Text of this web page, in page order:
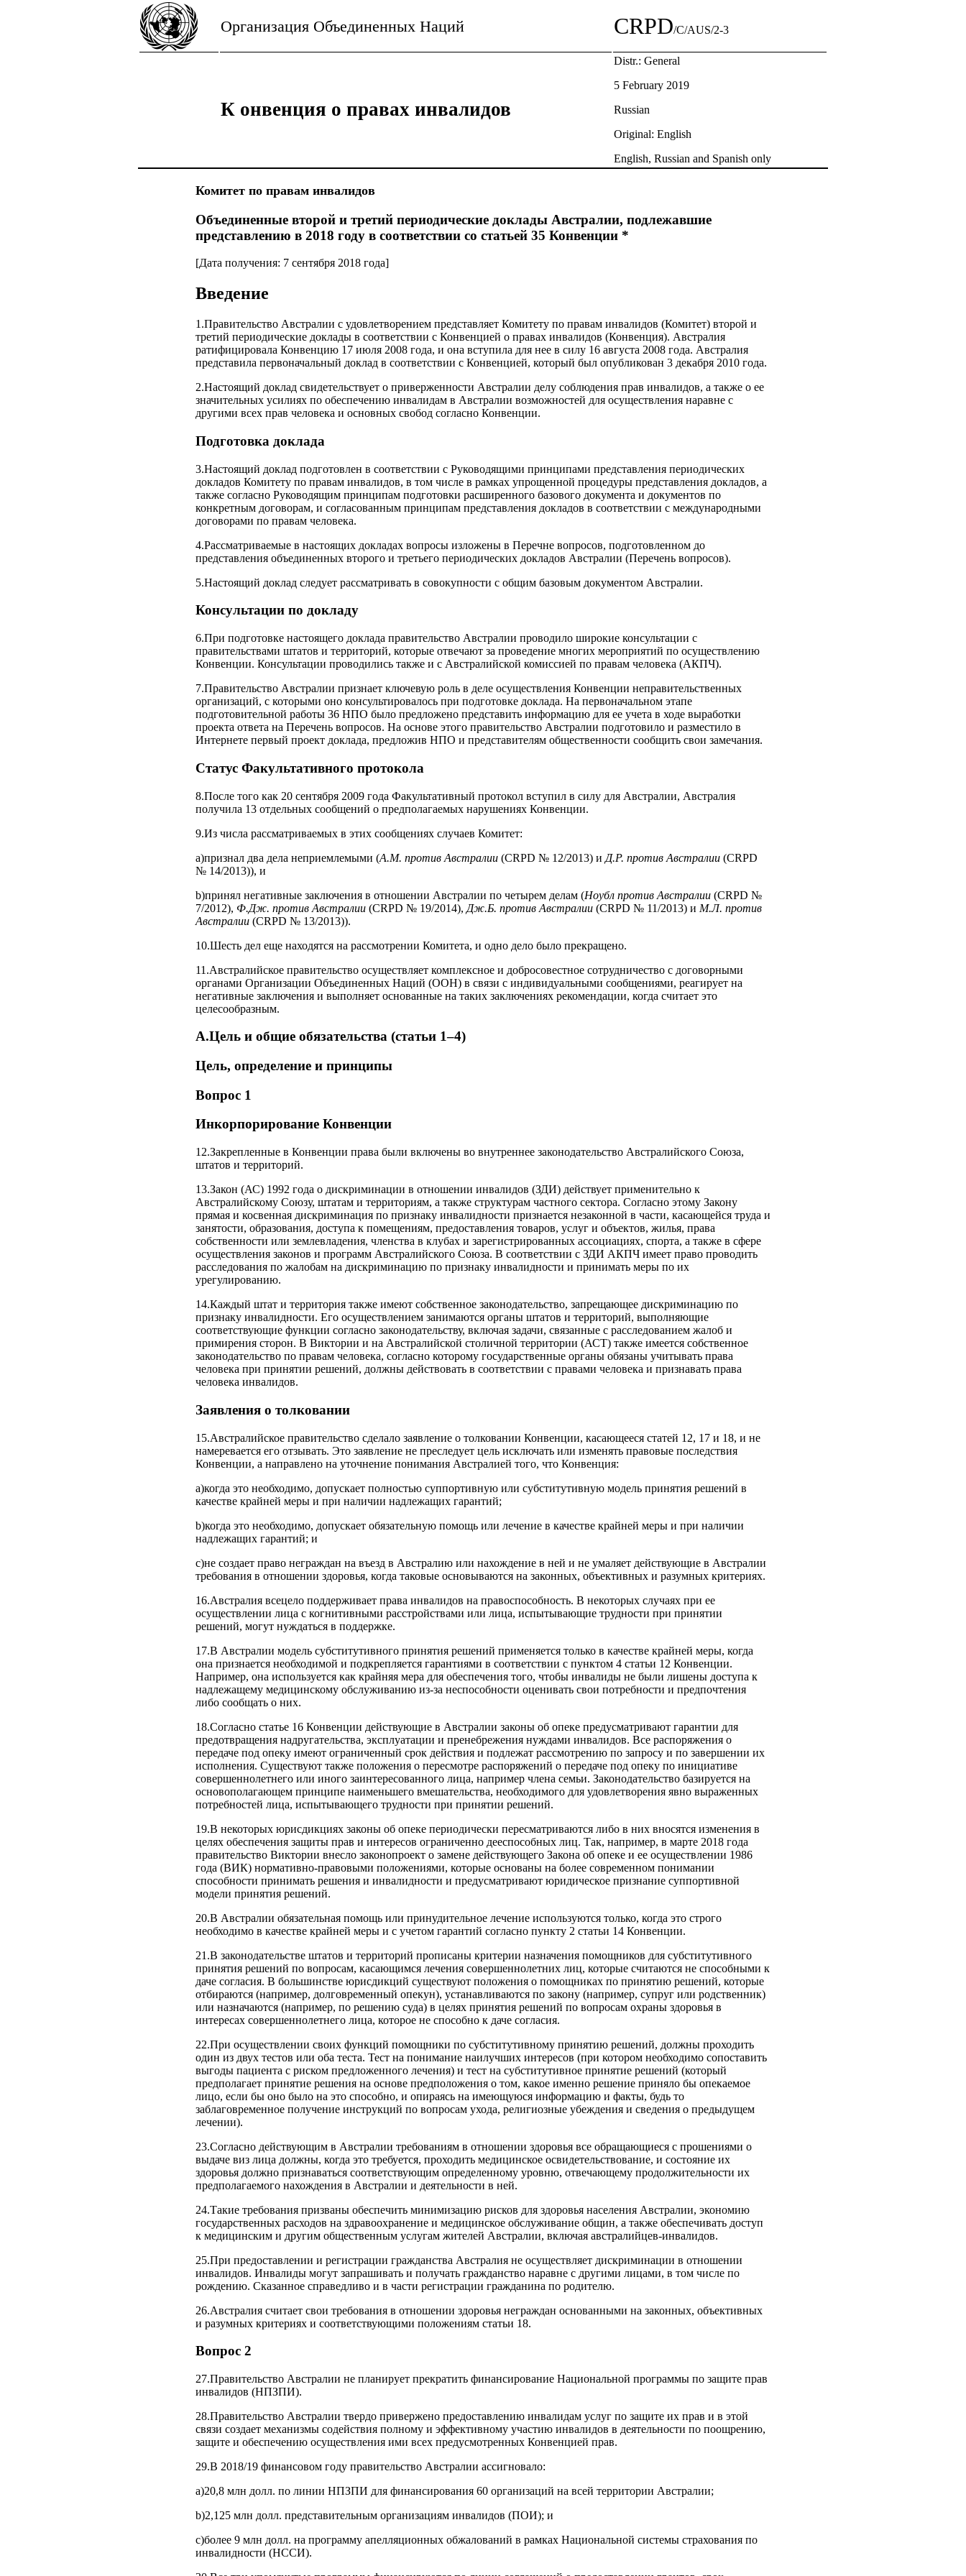
Организация Объединенных Наций CRPD/C/AUS/2-3
К онвенция о правах инвалидов
Distr.: General
5 February 2019
Russian
Original: English
English, Russian and Spanish only
Комитет по правам инвалидов
Объединенные второй и третий периодические доклады Австралии, подлежавшие
представлению в 2018 году в соответствии со статьей 35 Конвенции *
[Дата получения: 7 сентября 2018 года]
Введение
1.Правительство Австралии с удовлетворением представляет Комитету по правам инвалидов (Комитет) второй и
третий периодические доклады в соответствии с Конвенцией о правах инвалидов (Конвенция). Австралия
ратифицировала Конвенцию 17 июля 2008 года, и она вступила для нее в силу 16 августа 2008 года. Австралия
представила первоначальный доклад в соответствии с Конвенцией, который был опубликован 3 декабря 2010 года.
2.Настоящий доклад свидетельствует о приверженности Австралии делу соблюдения прав инвалидов, а также о ее
значительных усилиях по обеспечению инвалидам в Австралии возможностей для осуществления наравне с
другими всех прав человека и основных свобод согласно Конвенции.
Подготовка доклада
3.Настоящий доклад подготовлен в соответствии с Руководящими принципами представления периодических
докладов Комитету по правам инвалидов, в том числе в рамках упрощенной процедуры представления докладов, а
также согласно Руководящим принципам подготовки расширенного базового документа и документов по
конкретным договорам, и согласованным принципам представления докладов в соответствии с международными
договорами по правам человека.
4.Рассматриваемые в настоящих докладах вопросы изложены в Перечне вопросов, подготовленном до
представления объединенных второго и третьего периодических докладов Австралии (Перечень вопросов).
5.Настоящий доклад следует рассматривать в совокупности с общим базовым документом Австралии.
Консультации по докладу
6.При подготовке настоящего доклада правительство Австралии проводило широкие консультации с
правительствами штатов и территорий, которые отвечают за проведение многих мероприятий по осуществлению
Конвенции. Консультации проводились также и с Австралийской комиссией по правам человека (АКПЧ).
7.Правительство Австралии признает ключевую роль в деле осуществления Конвенции неправительственных
организаций, с которыми оно консультировалось при подготовке доклада. На первоначальном этапе
подготовительной работы 36 НПО было предложено представить информацию для ее учета в ходе выработки
проекта ответа на Перечень вопросов. На основе этого правительство Австралии подготовило и разместило в
Интернете первый проект доклада, предложив НПО и представителям общественности сообщить свои замечания.
Статус Факультативного протокола
8.После того как 20 сентября 2009 года Факультативный протокол вступил в силу для Австралии, Австралия
получила 13 отдельных сообщений о предполагаемых нарушениях Конвенции.
9.Из числа рассматриваемых в этих сообщениях случаев Комитет:
а)признал два дела неприемлемыми (А.М. против Австралии (CRPD № 12/2013) и Д.Р. против Австралии (CRPD
№ 14/2013)), и
b)принял негативные заключения в отношении Австралии по четырем делам (Ноубл против Австралии (CRPD №
7/2012), Ф.Дж. против Австралии (CRPD № 19/2014), Дж.Б. против Австралии (CRPD № 11/2013) и М.Л. против
Австралии (CRPD № 13/2013)).
10.Шесть дел еще находятся на рассмотрении Комитета, и одно дело было прекращено.
11.Австралийское правительство осуществляет комплексное и добросовестное сотрудничество с договорными
органами Организации Объединенных Наций (ООН) в связи с индивидуальными сообщениями, реагирует на
негативные заключения и выполняет основанные на таких заключениях рекомендации, когда считает это
целесообразным.
А.Цель и общие обязательства (статьи 1–4)
Цель, определение и принципы
Вопрос 1
Инкорпорирование Конвенции
12.Закрепленные в Конвенции права были включены во внутреннее законодательство Австралийского Союза,
штатов и территорий.
13.Закон (АС) 1992 года о дискриминации в отношении инвалидов (ЗДИ) действует применительно к
Австралийскому Союзу, штатам и территориям, а также структурам частного сектора. Согласно этому Закону
прямая и косвенная дискриминация по признаку инвалидности признается незаконной в части, касающейся труда и
занятости, образования, доступа к помещениям, предоставления товаров, услуг и объектов, жилья, права
собственности или землевладения, членства в клубах и зарегистрированных ассоциациях, спорта, а также в сфере
осуществления законов и программ Австралийского Союза. В соответствии с ЗДИ АКПЧ имеет право проводить
расследования по жалобам на дискриминацию по признаку инвалидности и принимать меры по их
урегулированию.
14.Каждый штат и территория также имеют собственное законодательство, запрещающее дискриминацию по
признаку инвалидности. Его осуществлением занимаются органы штатов и территорий, выполняющие
соответствующие функции согласно законодательству, включая задачи, связанные с расследованием жалоб и
примирения сторон. В Виктории и на Австралийской столичной территории (АСТ) также имеется собственное
законодательство по правам человека, согласно которому государственные органы обязаны учитывать права
человека при принятии решений, должны действовать в соответствии с правами человека и признавать права
человека инвалидов.
Заявления о толковании
15.Австралийское правительство сделало заявление о толковании Конвенции, касающееся статей 12, 17 и 18, и не
намеревается его отзывать. Это заявление не преследует цель исключать или изменять правовые последствия
Конвенции, а направлено на уточнение понимания Австралией того, что Конвенция:
а)когда это необходимо, допускает полностью суппортивную или субститутивную модель принятия решений в
качестве крайней меры и при наличии надлежащих гарантий;
b)когда это необходимо, допускает обязательную помощь или лечение в качестве крайней меры и при наличии
надлежащих гарантий; и
с)не создает право неграждан на въезд в Австралию или нахождение в ней и не умаляет действующие в Австралии
требования в отношении здоровья, когда таковые основываются на законных, объективных и разумных критериях.
16.Австралия всецело поддерживает права инвалидов на правоспособность. В некоторых случаях при ее
осуществлении лица с когнитивными расстройствами или лица, испытывающие трудности при принятии
решений, могут нуждаться в поддержке.
17.В Австралии модель субститутивного принятия решений применяется только в качестве крайней меры, когда
она признается необходимой и подкрепляется гарантиями в соответствии с пунктом 4 статьи 12 Конвенции.
Например, она используется как крайняя мера для обеспечения того, чтобы инвалиды не были лишены доступа к
надлежащему медицинскому обслуживанию из-за неспособности оценивать свои потребности и предпочтения
либо сообщать о них.
18.Согласно статье 16 Конвенции действующие в Австралии законы об опеке предусматривают гарантии для
предотвращения надругательства, эксплуатации и пренебрежения нуждами инвалидов. Все распоряжения о
передаче под опеку имеют ограниченный срок действия и подлежат рассмотрению по запросу и по завершении их
исполнения. Существуют также положения о пересмотре распоряжений о передаче под опеку по инициативе
совершеннолетнего или иного заинтересованного лица, например члена семьи. Законодательство базируется на
основополагающем принципе наименьшего вмешательства, необходимого для удовлетворения явно выраженных
потребностей лица, испытывающего трудности при принятии решений.
19.В некоторых юрисдикциях законы об опеке периодически пересматриваются либо в них вносятся изменения в
целях обеспечения защиты прав и интересов ограниченно дееспособных лиц. Так, например, в марте 2018 года
правительство Виктории внесло законопроект о замене действующего Закона об опеке и ее осуществлении 1986
года (ВИК) нормативно-правовыми положениями, которые основаны на более современном понимании
способности принимать решения и инвалидности и предусматривают юридическое признание суппортивной
модели принятия решений.
20.В Австралии обязательная помощь или принудительное лечение используются только, когда это строго
необходимо в качестве крайней меры и с учетом гарантий согласно пункту 2 статьи 14 Конвенции.
21.В законодательстве штатов и территорий прописаны критерии назначения помощников для субститутивного
принятия решений по вопросам, касающимся лечения совершеннолетних лиц, которые считаются не способными к
даче согласия. В большинстве юрисдикций существуют положения о помощниках по принятию решений, которые
отбираются (например, долговременный опекун), устанавливаются по закону (например, супруг или родственник)
или назначаются (например, по решению суда) в целях принятия решений по вопросам охраны здоровья в
интересах совершеннолетнего лица, которое не способно к даче согласия.
22.При осуществлении своих функций помощники по субститутивному принятию решений, должны проходить
один из двух тестов или оба теста. Тест на понимание наилучших интересов (при котором необходимо сопоставить
выгоды пациента с риском предложенного лечения) и тест на субститутивное принятие решений (который
предполагает принятие решения на основе предположения о том, какое именно решение приняло бы опекаемое
лицо, если бы оно было на это способно, и опираясь на имеющуюся информацию и факты, будь то
заблаговременное получение инструкций по вопросам ухода, религиозные убеждения и сведения о предыдущем
лечении).
23.Согласно действующим в Австралии требованиям в отношении здоровья все обращающиеся с прошениями о
выдаче виз лица должны, когда это требуется, проходить медицинское освидетельствование, и состояние их
здоровья должно признаваться соответствующим определенному уровню, отвечающему продолжительности их
предполагаемого нахождения в Австралии и деятельности в ней.
24.Такие требования призваны обеспечить минимизацию рисков для здоровья населения Австралии, экономию
государственных расходов на здравоохранение и медицинское обслуживание общин, а также обеспечивать доступ
к медицинским и другим общественным услугам жителей Австралии, включая австралийцев-инвалидов.
25.При предоставлении и регистрации гражданства Австралия не осуществляет дискриминации в отношении
инвалидов. Инвалиды могут запрашивать и получать гражданство наравне с другими лицами, в том числе по
рождению. Сказанное справедливо и в части регистрации гражданина по родителю.
26.Австралия считает свои требования в отношении здоровья неграждан основанными на законных, объективных
и разумных критериях и соответствующими положениям статьи 18.
Вопрос 2
27.Правительство Австралии не планирует прекратить финансирование Национальной программы по защите прав
инвалидов (НПЗПИ).
28.Правительство Австралии твердо привержено предоставлению инвалидам услуг по защите их прав и в этой
связи создает механизмы содействия полному и эффективному участию инвалидов в деятельности по поощрению,
защите и обеспечению осуществления ими всех предусмотренных Конвенцией прав.
29.В 2018/19 финансовом году правительство Австралии ассигновало:
а)20,8 млн долл. по линии НПЗПИ для финансирования 60 организаций на всей территории Австралии;
b)2,125 млн долл. представительным организациям инвалидов (ПОИ); и
с)более 9 млн долл. на программу апелляционных обжалований в рамках Национальной системы страхования по
инвалидности (НССИ).